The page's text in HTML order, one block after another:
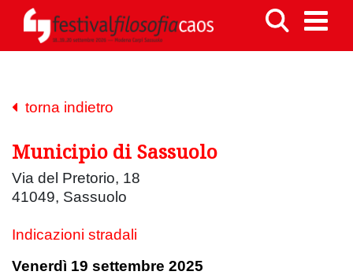
torna indietro
Municipio di Sassuolo
Via del Pretorio, 18
41049, Sassuolo
Indicazioni stradali
Venerdì 19 settembre 2025